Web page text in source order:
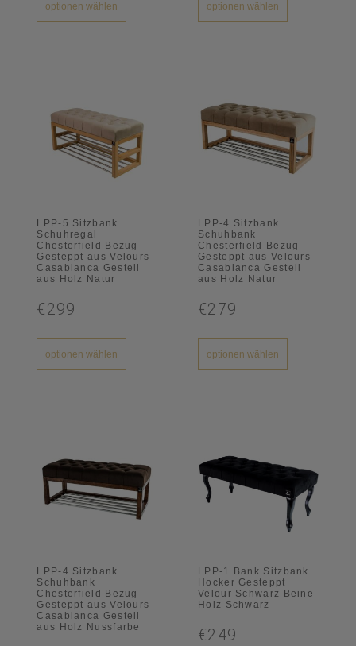
optionen wählen optionen wählen
LPP-5 Sitzbank
Schuhregal
Chesterfield Bezug
Gesteppt aus Velours
Casablanca Gestell
aus Holz Natur
€299
optionen wählen
LPP-4 Sitzbank
Schuhbank
Chesterfield Bezug
Gesteppt aus Velours
Casablanca Gestell
aus Holz Natur
€279
optionen wählen
LPP-4 Sitzbank
Schuhbank
Chesterfield Bezug
Gesteppt aus Velours
Casablanca Gestell
aus Holz Nussfarbe
LPP-1 Bank Sitzbank
Hocker Gesteppt
Velour Schwarz Beine
Holz Schwarz
€249